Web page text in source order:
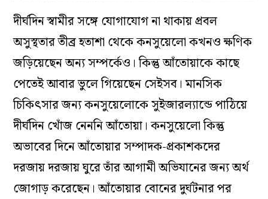
দীর্ঘদিন স্বামীর সঙ্গে যোগাযোগ না থাকায় প্রবল
অসুস্থতার তীব্র হতাশা থেকে কনসুয়েলো কখনও ক্ষণিক
জড়িয়েছেন অন্য সম্পর্কেও। কিন্তু আঁতোয়াকে কাছে
পেতেই আবার ভুলে গিয়েছেন সেইসব। মানসিক
চিকিৎসার জন্য কনসুয়েলোকে সুইজারল্যান্ডে পাঠিয়ে
দীর্ঘদিন খোঁজ নেননি আঁতোয়া। কনসুয়েলো কিন্তু
অভাবের দিনে আঁতোয়ার সম্পাদক-প্রকাশকদের
দরজায় দরজায় ঘুরে তাঁর আগামী অভিযানের জন্য অর্থ
জোগাড় করেছেন। আঁতোয়ার বোনের দুর্ঘটনার পর